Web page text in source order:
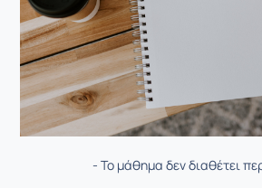
- Το μάθημα δεν διαθέτει